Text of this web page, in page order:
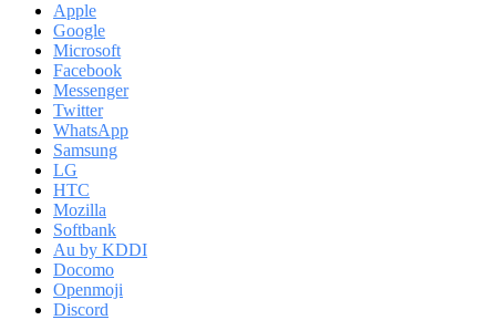
Apple
Google
Microsoft
Facebook
Messenger
Twitter
WhatsApp
Samsung
LG
HTC
Mozilla
Softbank
Au by KDDI
Docomo
Openmoji
Discord